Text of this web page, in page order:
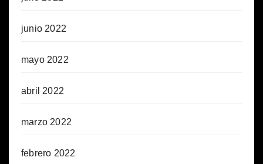
junio 2022
mayo 2022
abril 2022
marzo 2022
febrero 2022